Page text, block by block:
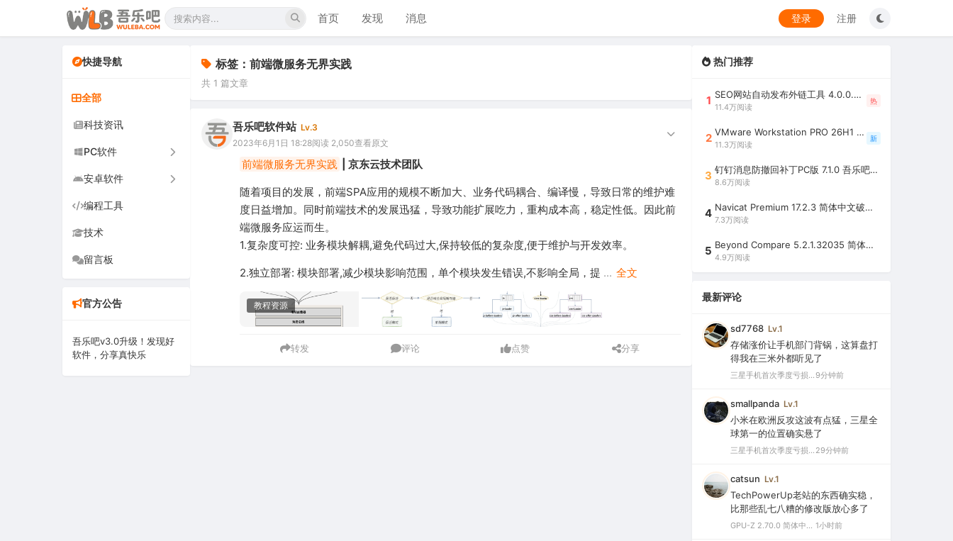
首页 发现 消息 登录 注册
快捷导航
全部
科技资讯
PC软件
办公软件
网络软件
音频视频
系统下载
安卓软件
手机软件
车机软件
编程工具
技术
留言板
官方公告
吾乐吧v3.0升级！发现好
软件，分享真快乐
标签：前端微服务无界实践
共 1 篇文章
吾乐吧软件站 Lv.3
2023年6月1日 18:28阅读 2,050查看原文
前端微服务无界实践 | 京东云技术团队
随着项目的发展，前端SPA应用的规模不断加大、业务代码耦合、编译慢，导致日常的维护难
度日益增加。同时前端技术的发展迅猛，导致功能扩展吃力，重构成本高，稳定性低。因此前
端微服务应运而生。
1.复杂度可控: 业务模块解耦,避免代码过大,保持较低的复杂度,便于维护与开发效率。
2.独立部署: 模块部署,减少模块影响范围，单个模块发生错误,不影响全局，提 ... 全文
教程资源
转发 评论 点赞 分享
热门推荐
1 SEO网站自动发布外链工具 4.0.0.0 吾乐吧优化版（智能代理狂刷外链）
11.4万阅读
热
2 VMware Workstation PRO 26H1 中文精简安装注册版 / 完整版（最好用的虚拟机软件）
11.3万阅读
新
3 钉钉消息防撤回补丁PC版 7.1.0 吾乐吧优化版（支持消息防撤回+钉钉多开+支持消息永不已读+去除钉钉水印）
8.6万阅读
4 Navicat Premium 17.2.3 简体中文破解版（多重数据库管理工具）
7.3万阅读
5 Beyond Compare 5.2.1.32035 简体中文注册版（超强文件/夹比较工具）
4.9万阅读
最新评论
sd7768 Lv.1
存储涨价让手机部门背锅，这算盘打
得我在三米外都听见了
三星手机首次季度亏损，中国市场仅剩0.1%份额背后的三大败因9分钟前
smallpanda Lv.1
小米在欧洲反攻这波有点猛，三星全
球第一的位置确实悬了
三星手机首次季度亏损，中国市场仅剩0.1%份额背后的三大败因 29分钟前
catsun Lv.1
TechPowerUp老站的东西确实稳，
比那些乱七八糟的修改版放心多了
GPU-Z 2.70.0 简体中文汉化版（显卡测试专业的软件） 1小时前